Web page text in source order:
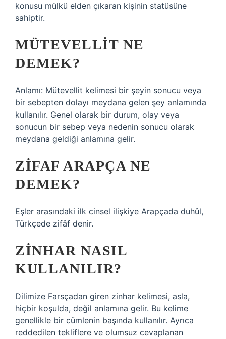
konusu mülkü elden çıkaran kişinin statüsüne
sahiptir.
MÜTEVELLIT NE
DEMEK?
Anlamı: Mütevellit kelimesi bir şeyin sonucu veya
bir sebepten dolayı meydana gelen şey anlamında
kullanılır. Genel olarak bir durum, olay veya
sonucun bir sebep veya nedenin sonucu olarak
meydana geldiği anlamına gelir.
ZIFAF ARAPÇA NE
DEMEK?
Eşler arasındaki ilk cinsel ilişkiye Arapçada duhûl,
Türkçede zifâf denir.
ZINHAR NASIL
KULLANILIR?
Dilimize Farsçadan giren zinhar kelimesi, asla,
hiçbir koşulda, değil anlamına gelir. Bu kelime
genellikle bir cümlenin başında kullanılır. Ayrıca
reddedilen tekliflere ve olumsuz cevaplanan